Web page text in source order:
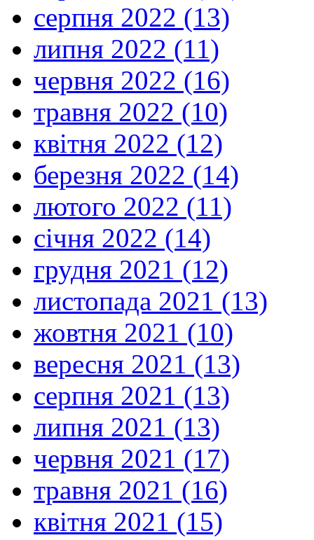
серпня 2022 (13)
липня 2022 (11)
червня 2022 (16)
травня 2022 (10)
квітня 2022 (12)
березня 2022 (14)
лютого 2022 (11)
січня 2022 (14)
грудня 2021 (12)
листопада 2021 (13)
жовтня 2021 (10)
вересня 2021 (13)
серпня 2021 (13)
липня 2021 (13)
червня 2021 (17)
травня 2021 (16)
квітня 2021 (15)